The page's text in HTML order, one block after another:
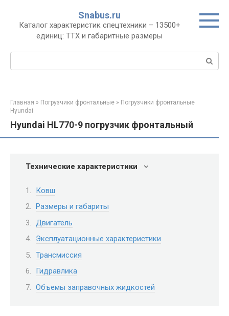
контенту
Snabus.ru
Каталог характеристик спецтехники – 13500+
единиц: ТТХ и габаритные размеры
Главная » Погрузчики фронтальные » Погрузчики фронтальные
Hyundai
Hyundai HL770-9 погрузчик фронтальный
Технические характеристики
Ковш
Размеры и габариты
Двигатель
Эксплуатационные характеристики
Трансмиссия
Гидравлика
Объемы заправочных жидкостей